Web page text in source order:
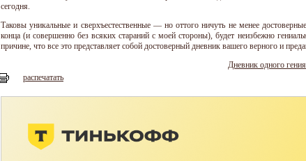
сегодня.
Таковы уникальные и сверхъестественные — но оттого ничуть не менее
конца (и совершенно без всяких стараний с моей стороны), будет неизбежно
причине, что все это представляет собой достоверный дневник вашего верного и
Дневник одного гения
распечатать